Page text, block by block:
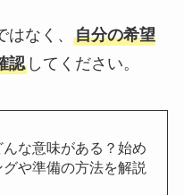
なく、 自分の希望
認してください。
な意味がある？始め
グや準備の方法を解説